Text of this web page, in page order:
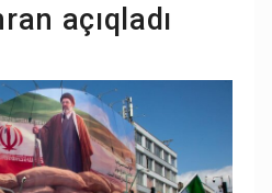
açıqladı